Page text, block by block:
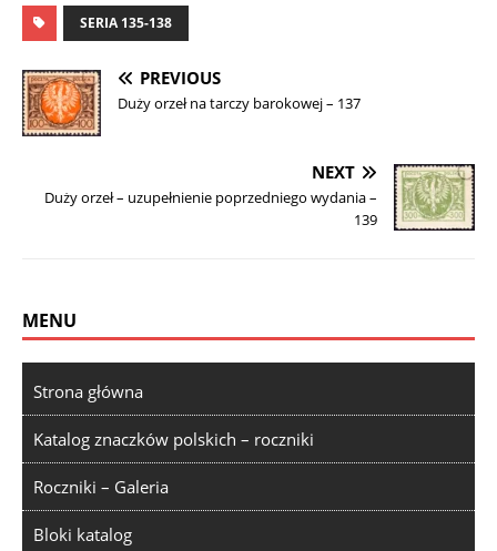
SERIA 135-138
PREVIOUS
Duży orzeł na tarczy barokowej – 137
NEXT
Duży orzeł – uzupełnienie poprzedniego wydania –
139
MENU
Strona główna
Katalog znaczków polskich – roczniki
Roczniki – Galeria
Bloki katalog